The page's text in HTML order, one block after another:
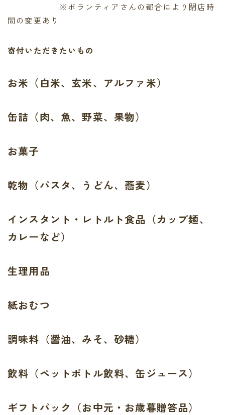
※ボランティアさんの都合により閉店時
間の変更あり
寄付いただきたいもの
お米（白米、玄米、アルファ米）
缶詰（肉、魚、野菜、果物）
お菓子
乾物（パスタ、うどん、蕎麦）
インスタント・レトルト食品（カップ麺、
カレーなど）
生理用品
紙おむつ
調味料（醤油、みそ、砂糖）
飲料（ペットボトル飲料、缶ジュース）
ギフトパック（お中元・お歳暮贈答品）